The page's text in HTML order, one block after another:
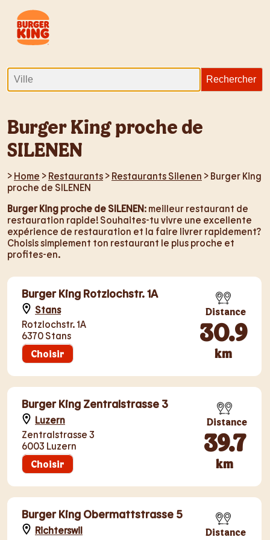
Burger King proche de
SILENEN
> Home > Restaurants > Restaurants Silenen > Burger King
proche de SILENEN
Burger King proche de SILENEN: meilleur restaurant de
restauration rapide! Souhaites-tu vivre une excellente
expérience de restauration et la faire livrer rapidement?
Choisis simplement ton restaurant le plus proche et
profites-en.
Burger King Rotzlochstr. 1A
Stans
Rotzlochstr. 1A
6370 Stans
Choisir
Distance
30.9
km
Burger King Zentralstrasse 3
Luzern
Zentralstrasse 3
6003 Luzern
Choisir
Distance
39.7
km
Burger King Obermattstrasse 5
Richterswil
Distance